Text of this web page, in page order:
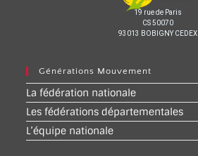
19 rue de Paris
CS 50070
93013 BOBIGNY CEDEX
Générations Mouvement
La fédération nationale
Les fédérations départementales
L’équipe nationale